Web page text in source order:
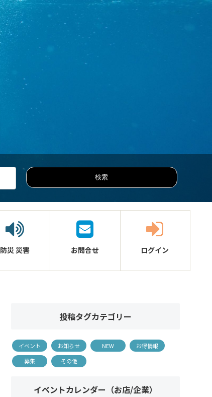
防災災害 お問合せ ログイン
投稿タグカテゴリー
イベント お知らせ NEW
お得情報
募集
その他
イベントカレンダー（お店/企業）